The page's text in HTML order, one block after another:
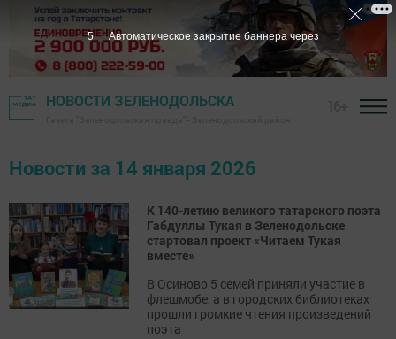
НОВОСТИ ЗЕЛЕНОДОЛЬСКА
Новости за 14 января 2026
К 140-летию великого татарского поэта
Габдуллы Тукая в Зеленодольске
стартовал проект «Читаем Тукая
вместе»
В Осиново 5 семей приняли участие в
флешмобе, а в городских библиотеках
прошли громкие чтения произведений
поэта
5 Автоматическое закрытие баннера через